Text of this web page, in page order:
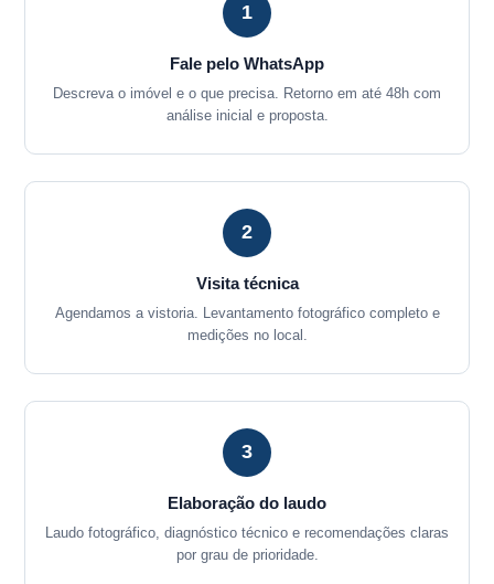
1
Fale pelo WhatsApp
Descreva o imóvel e o que precisa. Retorno em até 48h com
análise inicial e proposta.
2
Visita técnica
Agendamos a vistoria. Levantamento fotográfico completo e
medições no local.
3
Elaboração do laudo
Laudo fotográfico, diagnóstico técnico e recomendações claras
por grau de prioridade.